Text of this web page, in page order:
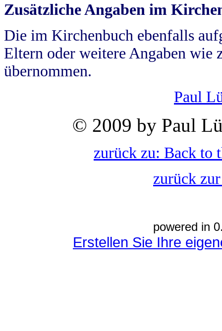
Zusätzliche Angaben im
Die im Kirchenbuch ebenfalls
Eltern oder weitere Angaben wie
übernommen.
Paul
© 2009 by Paul
zurück zu: Back to
zurück
powered in
Erstellen Sie Ihre